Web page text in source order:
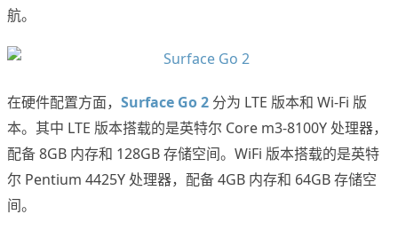
航。
在硬件配置方面， Surface Go 2 分为 LTE 版本和 Wi-Fi 版
本。其中 LTE 版本搭载的是英特尔 Core m3-8100Y 处理器，
配备 8GB 内存和 128GB 存储空间。WiFi 版本搭载的是英特
尔 Pentium 4425Y 处理器，配备 4GB 内存和 64GB 存储空
间。